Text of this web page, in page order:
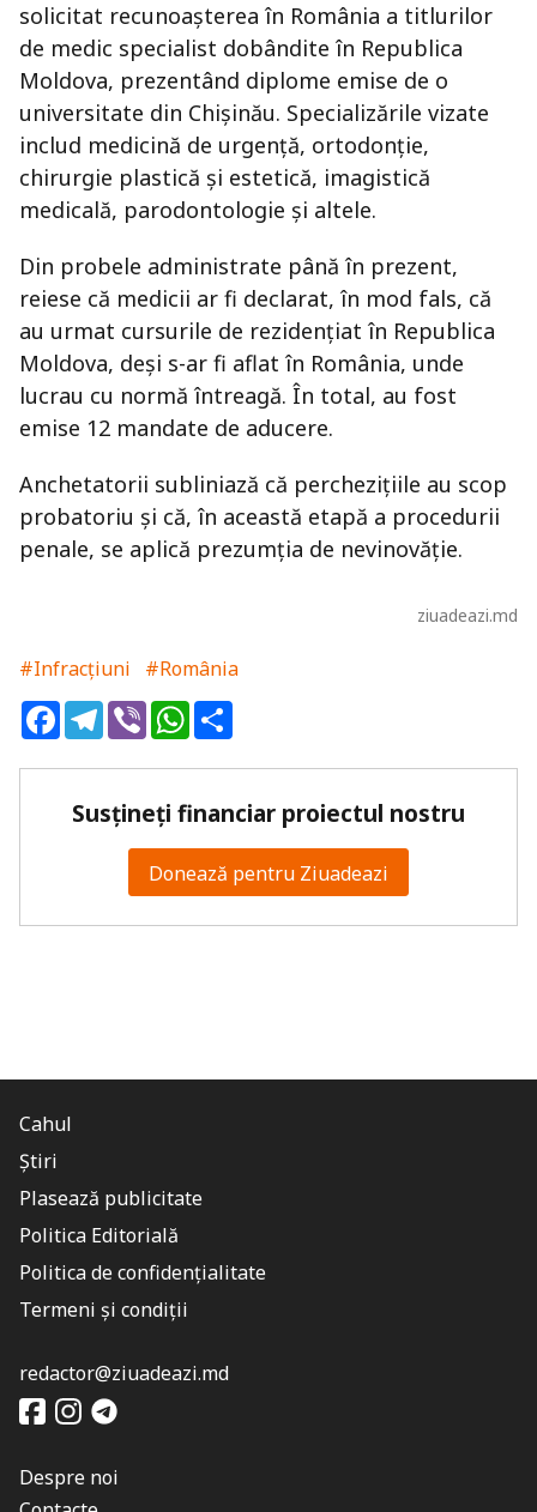
solicitat recunoașterea în România a titlurilor
de medic specialist dobândite în Republica
Moldova, prezentând diplome emise de o
universitate din Chișinău. Specializările vizate
includ medicină de urgență, ortodonție,
chirurgie plastică și estetică, imagistică
medicală, parodontologie și altele.
Din probele administrate până în prezent,
reiese că medicii ar fi declarat, în mod fals, că
au urmat cursurile de rezidențiat în Republica
Moldova, deși s-ar fi aflat în România, unde
lucrau cu normă întreagă. În total, au fost
emise 12 mandate de aducere.
Anchetatorii subliniază că perchezițiile au scop
probatoriu și că, în această etapă a procedurii
penale, se aplică prezumția de nevinovăție.
ziuadeazi.md
#Infracțiuni
#România
FacebookTelegram
ViberWhatsApp
Susțineți financiar proiectul nostru
Donează pentru Ziuadeazi
Cahul
Știri
Plasează publicitate
Politica Editorială
Politica de confidențialitate
Termeni și condiții
redactor@ziuadeazi.md
Despre noi